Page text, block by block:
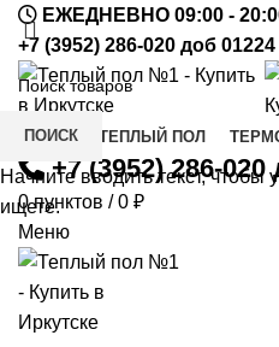
ЕЖЕДНЕВНО 09:00 -
+7 (3952) 286-020 доб 01224
КУПИТЬ ТЕПЛЫЙ ПОЛ
+7 (3952) 286-020
0пунктов / 0 ₽
Меню
ПОИСК
Начните вводить текст,
ищете.